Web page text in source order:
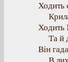
Ходить
Ходить
Та й
Він